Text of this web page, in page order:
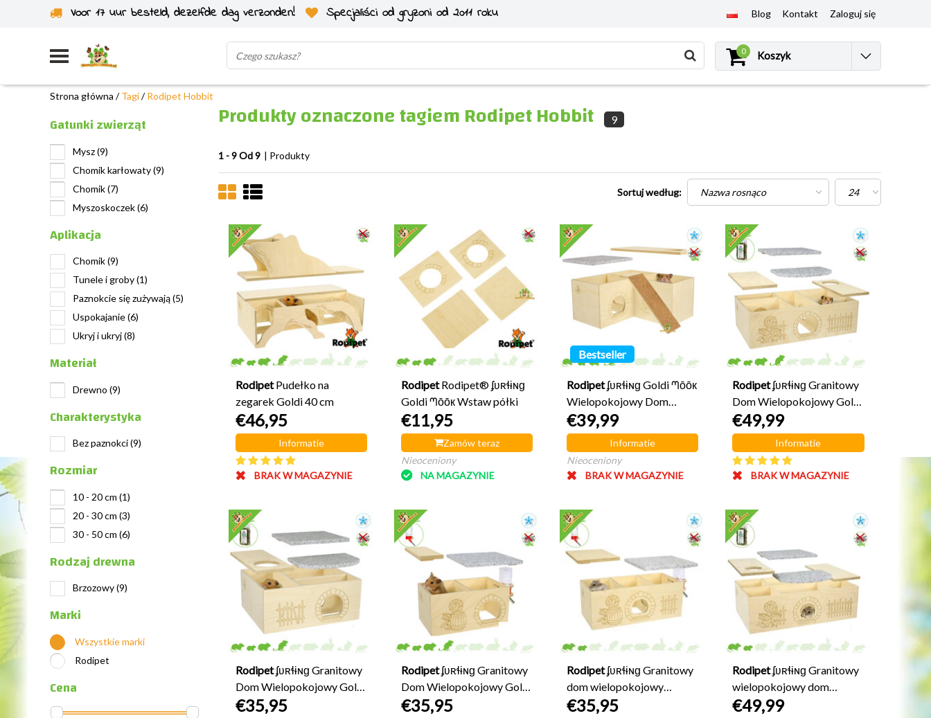
Voor 17 uur besteld, dezelfde dag verzonden!
Specjaliści od gryzoni od 2011 roku
Wysyłka z własnego magazynu
Blog Kontakt Zaloguj się
0 Koszyk
Strona główna /Tagi/Rodipet Hobbit
Gatunki zwierząt
Mysz(9)
Chomik karłowaty(9)
Chomik(7)
Myszoskoczek(6)
Aplikacja
Chomik(9)
Tunele i groby(1)
Paznokcie się zużywają(5)
Uspokajanie(6)
Ukryj i ukryj(8)
Materiał
Drewno (9)
Charakterystyka
Bez paznokci(9)
Rozmiar
10 - 20 cm (1)
20 - 30 cm (3)
30 - 50 cm (6)
Rodzaj drewna
Brzozowy(9)
Marki
Wszystkie marki
Rodipet
Cena
Produkty oznaczone tagiem Rodipet Hobbit 9
1 - 9 Od 9 | Produkty
Sortuj według:
Rodipet Pudełko na
zegarek Goldi 40 cm
€46,95
Informatie
BRAK W MAGAZYNIE
Rodipet Rodipet® ʄʋʀɬɨɴɡ
Goldi ᘉōōк Wstaw półki
€11,95
Zamów teraz
Nieoceniony
NA MAGAZYNIE
Bestseller
Rodipet ʄʋʀɬɨɴɡ Goldi ᘉōōк
Wielopokojowy Dom
narożny 32 cm
€39,99
Informatie
Nieoceniony
BRAK W MAGAZYNIE
Rodipetʄʋʀɬɨɴɡ Granitowy
Dom Wielopokojowy Goldi
DUŻY
€49,99
Informatie
BRAK W MAGAZYNIE
Rodipet ʄʋʀɬɨɴɡ Granitowy
Dom Wielopokojowy Goldi
MEDIUM
€35,95
Rodipet ʄʋʀɬɨɴɡ Granitowy
Dom Wielopokojowy Goldi
SMALL
€35,95
Rodipet ʄʋʀɬɨɴɡ Granitowy
dom wielopokojowy
Krasnolud MAŁY
€35,95
Rodipetʄʋʀɬɨɴɡ Granitowy
wielopokojowy dom
Krasnoludek DUŻY
€49,99